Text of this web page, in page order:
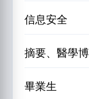
信息安全
摘要、醫學
畢業生